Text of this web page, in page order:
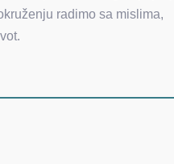
radimo sa mislima,